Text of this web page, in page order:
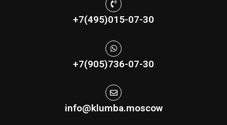
+7(495)015-07-30
+7(905)736-07-30
info@klumba.moscow